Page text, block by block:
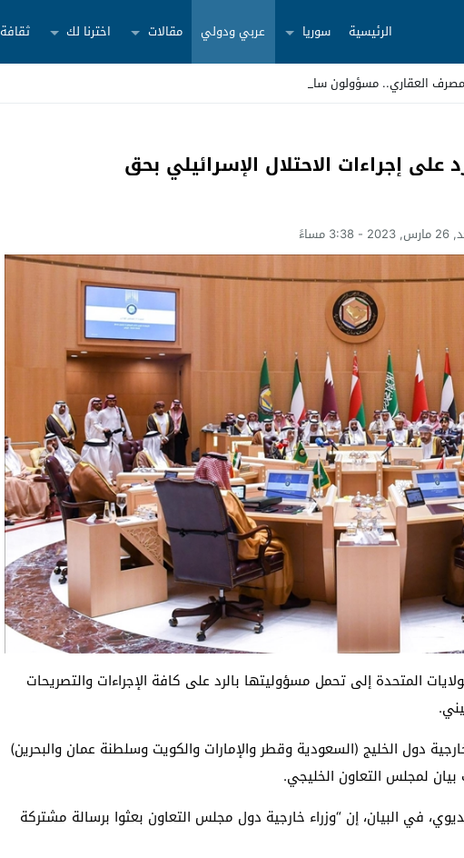
الرئيسية سوريا عربي ودولي مقالات اخترنا لك ثقافة
إجراءات الاحتلال الإسرائيلي بحق
مساءً
المتحدة إلى تحمل مسؤوليتها بالرد على كافة الإجراءات والتصريحات
دول الخليج (السعودية وقطر والإمارات والكويت وسلطنة عمان والبحرين)
لمجلس التعاون الخليجي.
في البيان، إن “وزراء خارجية دول مجلس التعاون بعثوا برسالة مشتركة